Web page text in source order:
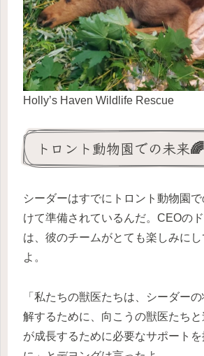
Holly’s Haven Wildlife Rescue
トロント動物園での未来🌈
シーダーはすでにトロント動物園
けて準備されているんだ。CEOの
は、彼のチームがとても楽しみに
よ。
「私たちの獣医たちは、シーダー
解するために、向こうの獣医たち
が成長するために必要なサポートを